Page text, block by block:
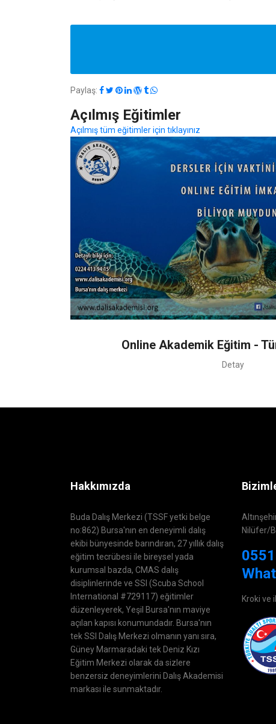
Paylaş:
Açılmış Eğitimler
Açılmış tüm eğitimler için tıklayınız
Online Akademik Eğitim -
Detay
Hakkımızda
Buda Dalış Merkezi (TSSF yetki belge
no:862) Bursa'nın en deneyimli dalış
ekibi bünyesinde barındıran, 27 yıllık dalış
eğitim tecrübesi ile bireysel yada
kurumsal bazda, CMAS dalış
disiplinlerinde ve SSI (Scuba School
International #729117) eğitimler
düzenleyerek, Yeşil Bursa'nın maviye
açılan kapısı konumundadır. Bursa'nın
tek SSI Dalış Merkezi olmanın yanı sıra,
Güney Marmaradaki tek Deniz Kızı
Eğitim Merkezi olarak da sizlere
benzersiz deneyimlerini Dalış Akademisi
markası ile sunmaktadır.
Nilüfer/
Kroki ve